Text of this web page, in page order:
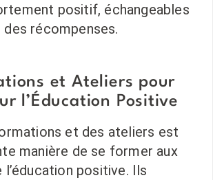
positif, échangeables
récompenses.
et Ateliers pour
l’Éducation Positive
et des ateliers est
manière de se former aux
l’éducation positive. Ils